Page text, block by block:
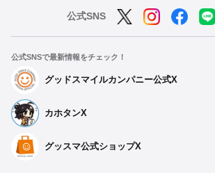
公式SNS
公式SNSで最新情報をチェック！
グッドスマイルカンパニー公式X
カホタンX
グッスマ公式ショップX